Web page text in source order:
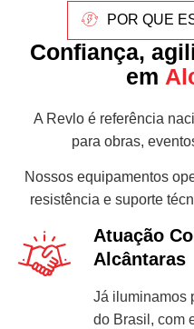
POR QUE
Confiança,
em
A Revlo é referência
para obras,
Nossos equipamentos
resistência e suporte
Atuação
Alcântaras
Já iluminamos
do Brasil, com